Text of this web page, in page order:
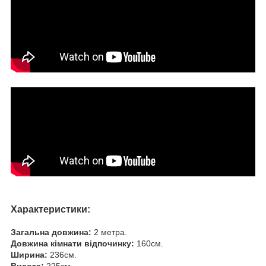
Характеристики:
Загальна довжина: 2 метра.
Довжина кімнати відпочинку: 160см.
Ширина: 236см.